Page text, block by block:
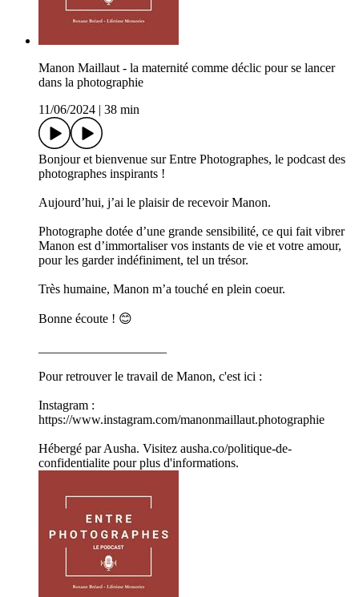
Manon Maillaut - la maternité comme déclic pour se lancer
dans la photographie
11/06/2024
38 min
Bonjour et bienvenue sur Entre Photographes, le podcast des
photographes inspirants !
Aujourd’hui, j’ai le plaisir de recevoir Manon.
Photographe dotée d’une grande sensibilité, ce qui fait vibrer
Manon est d’immortaliser vos instants de vie et votre amour,
pour les garder indéfiniment, tel un trésor.
Très humaine, Manon m’a touché en plein coeur.
Bonne écoute ! 😊
Pour retrouver le travail de Manon, c'est ici :
Instagram :
https://www.instagram.com/manonmaillaut.photographie
Hébergé par Ausha. Visitez ausha.co/politique-de-
confidentialite pour plus d'informations.